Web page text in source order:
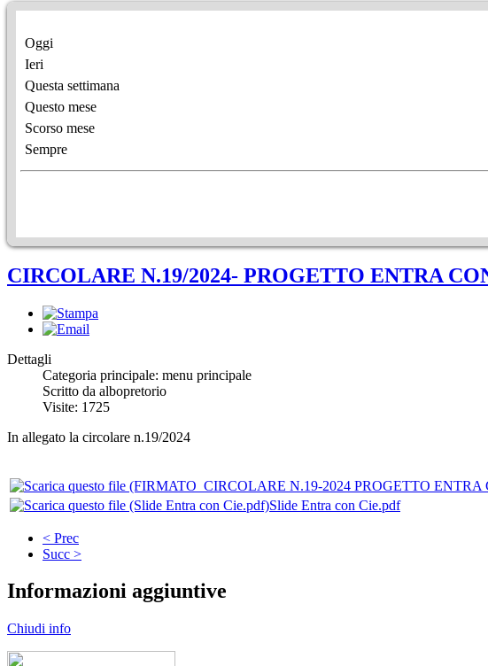
Oggi
Ieri
Questa settimana
Questo mese
Scorso mese
Sempre
CIRCOLARE N.19/2024- PROGETTO ENTRA
Dettagli
Categoria principale: menu principale
Scritto da albopretorio
Visite: 1725
In allegato la circolare n.19/2024
Slide Entra con Cie.pdf
< Prec
Succ >
Informazioni aggiuntive
Chiudi info